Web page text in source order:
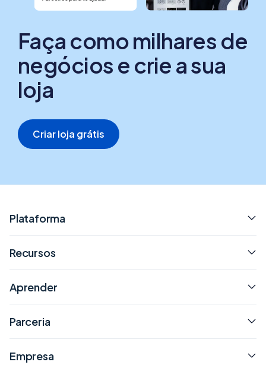
Faça como milhares de
negócios e crie a sua
loja
Criar loja grátis
Plataforma
Recursos
Aprender
Parceria
Empresa